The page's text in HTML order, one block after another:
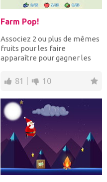
Farm Pop!
Associez 2 ou plus de mêmes
fruits pour les faire
apparaître pour gagner les
81 10